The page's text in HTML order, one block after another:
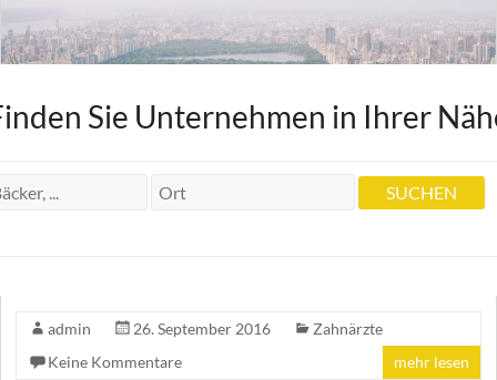
Sie Unternehmen in Ihrer
admin 26. September 2016
Zahnärzte
Keine Kommentare
mehr lesen